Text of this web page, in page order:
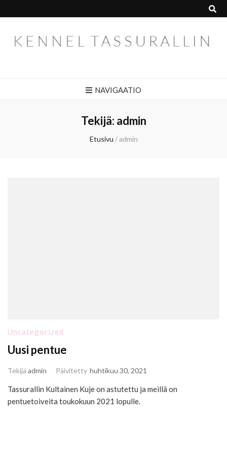
NAVIGAATIO
Tekijä: admin
Etusivu / admin
Uncategorized
Uusi pentue
Tekijä admin Päivitetty huhtikuu 30, 2021
Tassurallin Kultainen Kuje on astutettu ja meillä on
pentuetoiveita toukokuun 2021 lopulle.